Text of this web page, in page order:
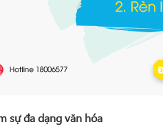
đa dạng văn hóa